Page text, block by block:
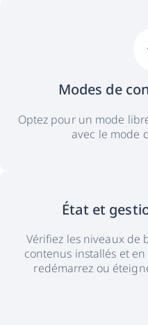
Modes de
Optez pour un mode
avec le mode
État et
Vérifiez les niveaux de
contenus installés et en
redémarrez ou